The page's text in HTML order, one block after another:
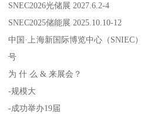
SNEC2026光储展 2027.6.2-4
SNEC2025储能展 2025.10.10-12
中国·上海新国际博览中心（SNIEC
号
为 什 么 & 来展会？
-规模大
-成功举办19届